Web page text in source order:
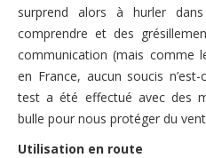
surprend alors à hurler
comprendre et des
communication (mais comme
en France, aucun soucis
test a été effectué avec des
bulle pour nous protéger du
Utilisation en route